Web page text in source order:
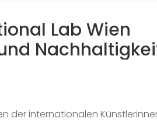
Lab Wien
der internationalen